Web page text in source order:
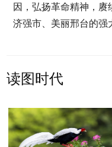
因，弘扬革命精神，
济强市、美丽邢台的强
读图时代